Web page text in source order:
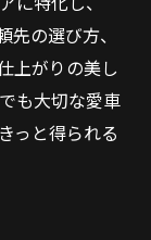
の選び方、
上がりの美し
も大切な愛車
っと得られる